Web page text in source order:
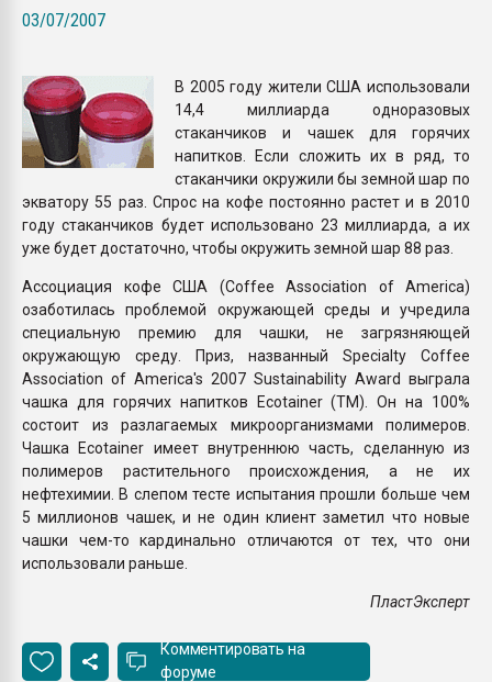
бутылок
ПЕРЕЙТИ НА
03/07/2007
В 2005 году жители США использовали
14,4 миллиарда одноразовых
стаканчиков и чашек для горячих
напитков. Если сложить их в ряд, то
стаканчики окружили бы земной шар по
экватору 55 раз. Спрос на кофе постоянно растет и в 2010
году стаканчиков будет использовано 23 миллиарда, а их
уже будет достаточно, чтобы окружить земной шар 88 раз.
Ассоциация кофе США (Coffee Association of America)
озаботилась проблемой окружающей среды и учредила
специальную премию для чашки, не загрязняющей
окружающую среду. Приз, названный Specialty Coffee
Association of America's 2007 Sustainability Award выграла
чашка для горячих напитков Ecotainer (ТМ). Он на 100%
состоит из разлагаемых микроорганизмами полимеров.
Чашка Ecotainer имеет внутреннюю часть, сделанную из
полимеров растительного происхождения, а не их
нефтехимии. В слепом тесте испытания прошли больше чем
5 миллионов чашек, и не один клиент заметил что новые
чашки чем-то кардинально отличаются от тех, что они
использовали раньше.
ПластЭксперт
Комментировать на
форуме